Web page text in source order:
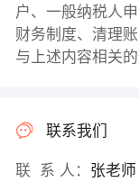
户、一般纳税人
财务制度、清理
与上述内容相关
联系我们
联 系 人： 张老